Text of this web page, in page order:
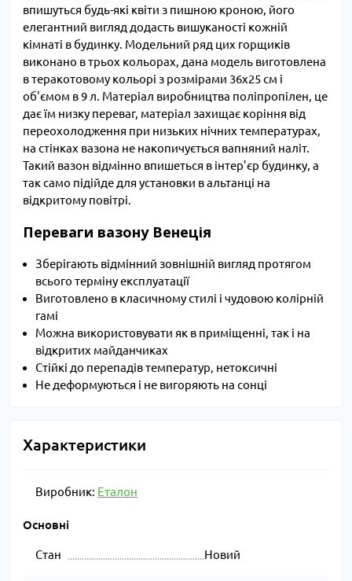
впишуться будь-які квіти з пишною кроною, його
елегантний вигляд додасть вишуканості кожній
кімнаті в будинку. Модельний ряд цих горщиків
виконано в трьох кольорах, дана модель виготовлена
в теракотовому кольорі з розмірами 36х25 см і
об'ємом в 9 л. Матеріал виробництва поліпропілен, це
дає їм низку переваг, матеріал захищає коріння від
переохолодження при низьких нічних температурах,
на стінках вазона не накопичується вапняний наліт.
Такий вазон відмінно впишеться в інтер'єр будинку, а
так само підійде для установки в альтанці на
відкритому повітрі.
Переваги вазону Венеція
Зберігають відмінний зовнішній вигляд протягом
всього терміну експлуатації
Виготовлено в класичному стилі і чудовою колірній
гамі
Можна використовувати як в приміщенні, так і на
відкритих майданчиках
Стійкі до перепадів температур, нетоксичні
Не деформуються і не вигоряють на сонці
Характеристики
Виробник: Еталон
Основні
Стан Новий